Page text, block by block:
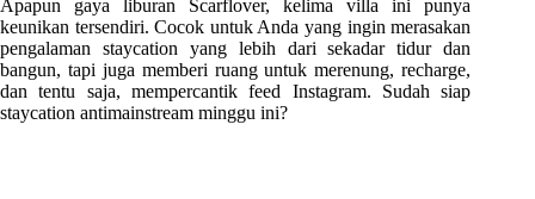
Apapun gaya liburan Scarflover, kelima villa ini punya
keunikan tersendiri. Cocok untuk Anda yang ingin merasakan
pengalaman staycation yang lebih dari sekadar tidur dan
bangun, tapi juga memberi ruang untuk merenung, recharge,
dan tentu saja, mempercantik feed Instagram. Sudah siap
staycation antimainstream minggu ini?